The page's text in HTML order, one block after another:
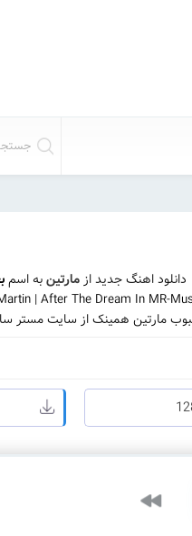
دانلود اهنگ جدید از مارتینبه اسم
| After The Dream In MR-
مارتین همینک از سایت مستر